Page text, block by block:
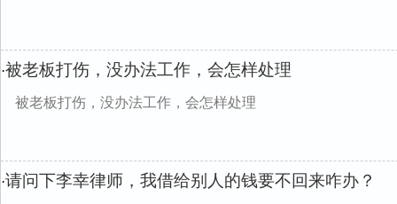
·被老板打伤，没办法工作，会怎样处理
被老板打伤，没办法工作，会怎样处理
·请问下李幸律师，我借给别人的钱要不回来咋办？